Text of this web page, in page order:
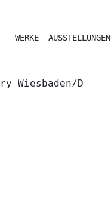
WERKE AUSSTELLUNGEN
Wiesbaden/D